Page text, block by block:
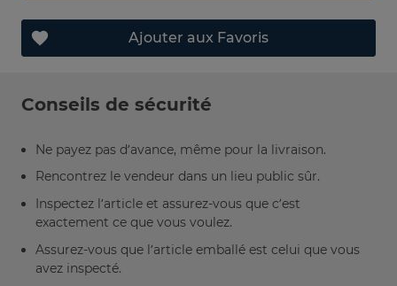
Ajouter aux Favoris
Conseils de sécurité
Ne payez pas d’avance, même pour la livraison.
Rencontrez le vendeur dans un lieu public sûr.
Inspectez l’article et assurez-vous que c’est
exactement ce que vous voulez.
Assurez-vous que l’article emballé est celui que vous
avez inspecté.